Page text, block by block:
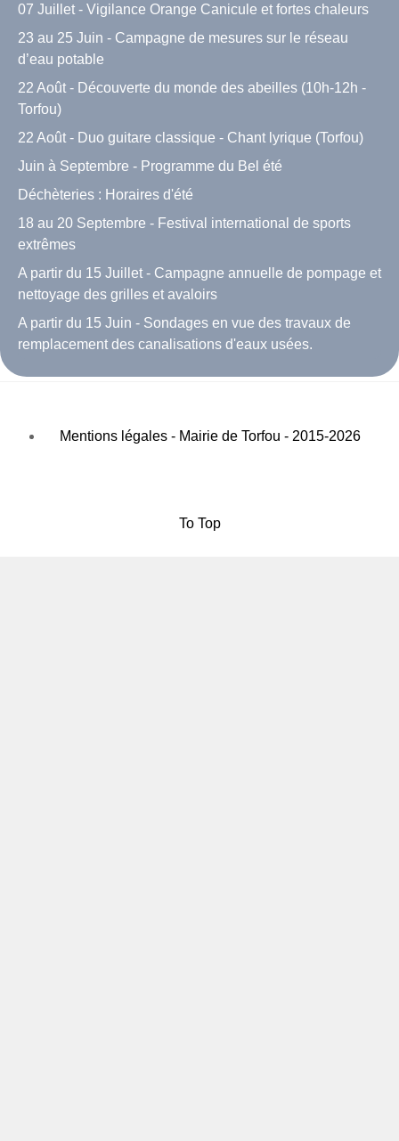
07 Juillet - Vigilance Orange Canicule et fortes chaleurs
23 au 25 Juin - Campagne de mesures sur le réseau
d’eau potable
22 Août - Découverte du monde des abeilles (10h-12h -
Torfou)
22 Août - Duo guitare classique - Chant lyrique (Torfou)
Juin à Septembre - Programme du Bel été
Déchèteries : Horaires d'été
18 au 20 Septembre - Festival international de sports
extrêmes
A partir du 15 Juillet - Campagne annuelle de pompage et
nettoyage des grilles et avaloirs
A partir du 15 Juin - Sondages en vue des travaux de
remplacement des canalisations d'eaux usées.
Mentions légales - Mairie de Torfou - 2015-2026
To Top